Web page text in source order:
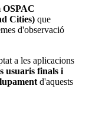
OSPAC
Cities) que
d'observació
a les aplicacions
usuaris finals i
d'aquests